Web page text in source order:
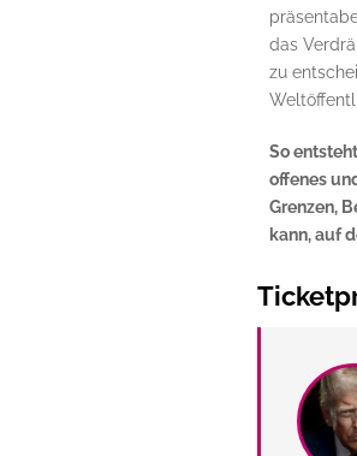
das
zu
So
offenes
Grenzen,
kann, auf